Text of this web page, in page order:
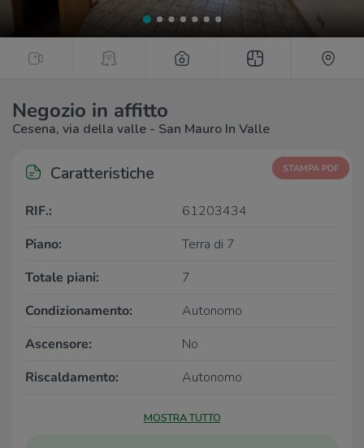
Negozio in affitto
Cesena, via della valle - San Mauro In Valle
Caratteristiche STAMPA PDF
RIF.:
61203434
Piano:
Terra di 7
Totale piani:
7
Condizionamento:
Autonomo
Ascensore:
No
Riscaldamento:
Autonomo
MOSTRA TUTTO